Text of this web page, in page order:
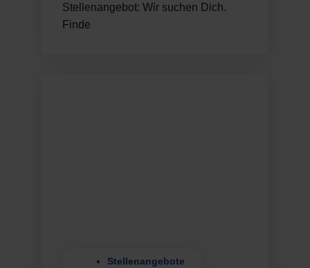
Stellenangebot: Wir suchen Dich.
Finde
Stellenangebote